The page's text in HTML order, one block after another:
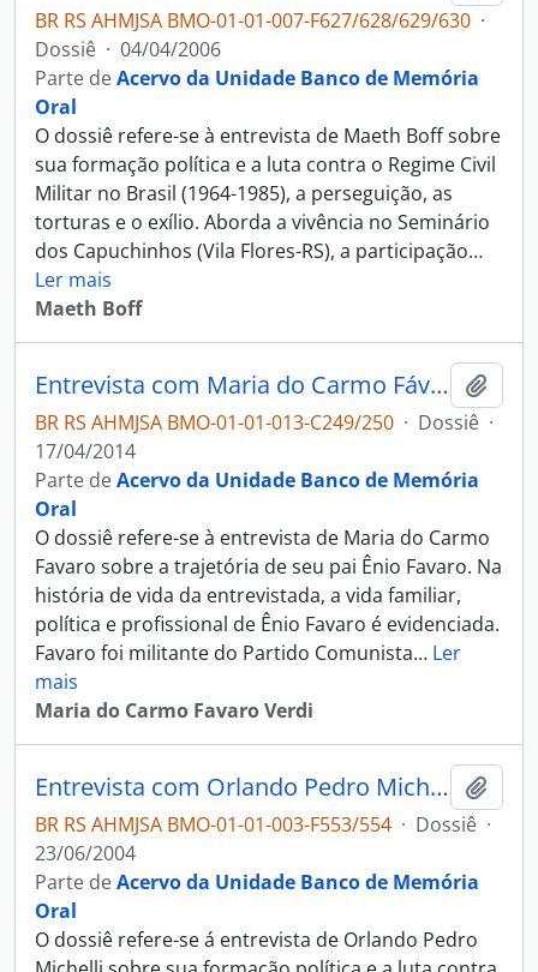
BR RS AHMJSA BMO-01-01-007-F627/628/629/630 ·
Dossiê · 04/04/2006
Parte deAcervo da Unidade Banco de Memória
Oral
O dossiê refere-se à entrevista de Maeth Boff sobre
sua formação política e a luta contra o Regime Civil
Militar no Brasil (1964-1985), a perseguição, as
torturas e o exílio. Aborda a vivência no Seminário
dos Capuchinhos (Vila Flores-RS), a participação…
Ler mais
Maeth Boff
Entrevista com Maria do Carmo Fávaro Verdi
BR RS AHMJSA BMO-01-01-013-C249/250 · Dossiê ·
17/04/2014
Parte deAcervo da Unidade Banco de Memória
Oral
O dossiê refere-se à entrevista de Maria do Carmo
Favaro sobre a trajetória de seu pai Ênio Favaro. Na
história de vida da entrevistada, a vida familiar,
política e profissional de Ênio Favaro é evidenciada.
Favaro foi militante do Partido Comunista… Ler
mais
Maria do Carmo Favaro Verdi
Entrevista com Orlando Pedro Michelli
BR RS AHMJSA BMO-01-01-003-F553/554 · Dossiê ·
23/06/2004
Parte deAcervo da Unidade Banco de Memória
Oral
O dossiê refere-se á entrevista de Orlando Pedro